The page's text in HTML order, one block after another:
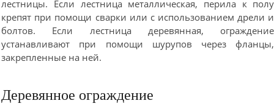
лестницы. Если лестница металлическая, перила к полу
крепят при помощи сварки или с использованием дрели и
болтов. Если лестница деревянная, ограждение
устанавливают при помощи шурупов через фланцы,
закрепленные на ней.
Деревянное ограждение